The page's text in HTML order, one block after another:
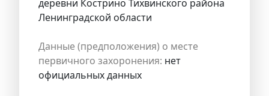
деревни Кострино Тихвинского района
Ленинградской области
Данные (предположения) о месте
первичного захоронения: нет
официальных данных